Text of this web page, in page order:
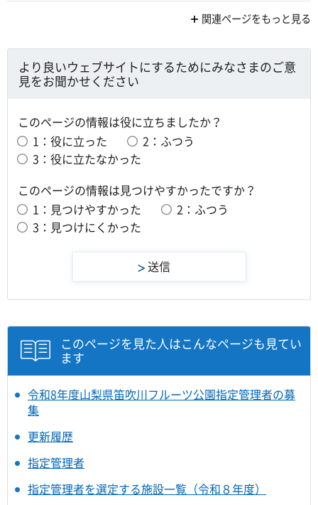
関連ページをもっと見る
より良いウェブサイトにするためにみなさまのご意
見をお聞かせください
このページの情報は役に立ちましたか？
1：役に立った
2：ふつう
3：役に立たなかった
このページの情報は見つけやすかったですか？
1：見つけやすかった
2：ふつう
3：見つけにくかった
このページを見た人はこんなページも見てい
ます
令和8年度山梨県笛吹川フルーツ公園指定管理者の募
集
更新履歴
指定管理者
指定管理者を選定する施設一覧（令和８年度）